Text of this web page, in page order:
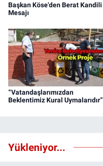
Başkan Köse'den Berat Kandili
Mesajı
“Vatandaşlarımızdan
Beklentimiz Kural Uymalarıdır”
Yükleniyor...